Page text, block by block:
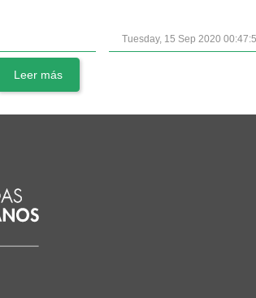
Leer más
Tuesday, 15 Sep 2020